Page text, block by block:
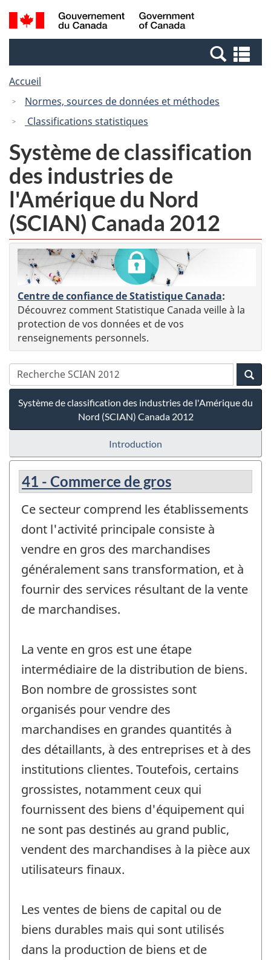
Passer
au
Passer
au
Passer
à
Canada
Recherche
et
et
Accueil
Normes, sources de données et méthodes
Classifications statistiques
Système de classification
des industries de
l'Amérique du Nord
(SCIAN) Canada 2012
Centre de confiance de Statistique Canada:
Découvrez comment Statistique Canada veille à la
protection de vos données et de vos
renseignements personnels.
Système de classification des industries de l'Amérique du
Nord (SCIAN) Canada 2012
Introduction
41 - Commerce de gros
Ce secteur comprend les établissements
dont l'activité principale consiste à
vendre en gros des marchandises
généralement sans transformation, et à
fournir des services résultant de la vente
de marchandises.
La vente en gros est une étape
intermédiaire de la distribution de biens.
Bon nombre de grossistes sont
organisés pour vendre des
marchandises en grandes quantités à
des détaillants, à des entreprises et à des
institutions clientes. Toutefois, certains
grossistes, notamment ceux qui
fournissent des biens d'équipement qui
ne sont pas destinés au grand public,
vendent des marchandises à la pièce aux
utilisateurs finaux.
Les ventes de biens de capital ou de
biens durables mais qui sont utilisés
dans la production de biens et de